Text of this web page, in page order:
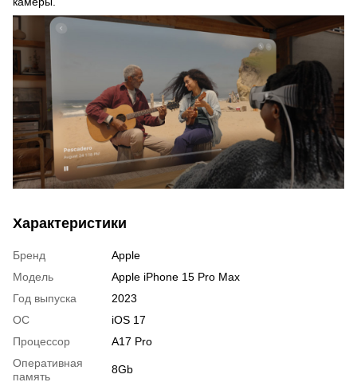
Характеристики
Бренд
Apple
Модель
Apple iPhone 15 Pro Max
Год выпуска
2023
ОС
iOS 17
Процессор
A17 Pro
Оперативная
память
8Gb